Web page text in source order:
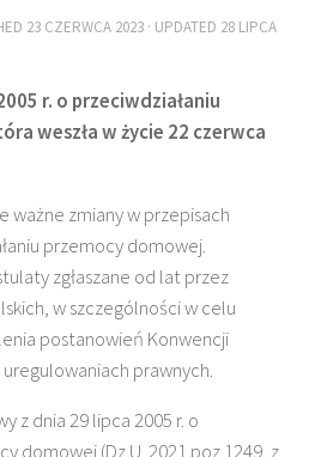
23 CZERWCA 2023 · UPDATED 28 LIPCA
r. o przeciwdziałaniu
weszła w życie 22 czerwca
ważne zmiany w przepisach
przemocy domowej.
zgłaszane od lat przez
w szczególności w celu
postanowień Konwencji
prawnych.
z dnia 29 lipca 2005 r. o